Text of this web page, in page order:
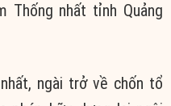
Thống nhất tỉnh Quảng
ngài trở về chốn tổ